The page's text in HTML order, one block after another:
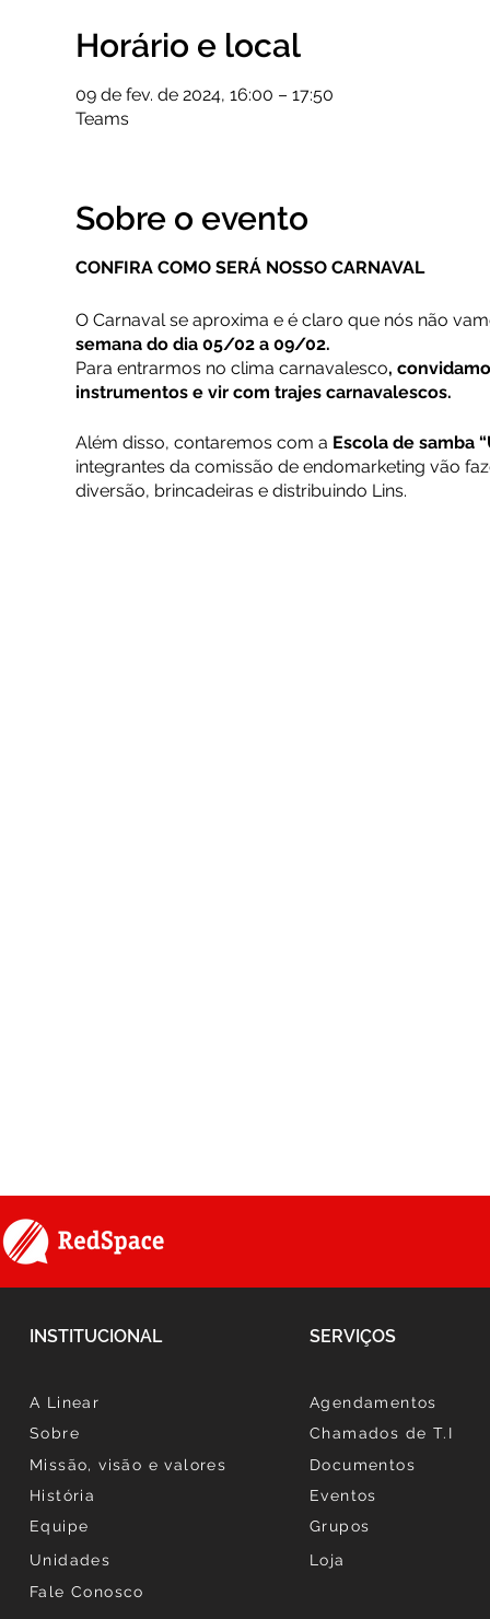
Horário e local
09 de fev. de 2024, 16:00 – 17:50
Teams
Sobre o evento
CONFIRA COMO SERÁ NOSSO CARNAVAL
O Carnaval se aproxima e é claro que nós não
semana do dia 05/02 a 09/02.
Para entrarmos no clima carnavalesco,
instrumentos e vir com trajes carnavalescos.
Além disso, contaremos com a Escola de samba
integrantes da comissão de endomarketing vão
diversão, brincadeiras e distribuindo Lins.
INSTITUCIONAL SERVIÇOS
A Linear
Sobre
Missão, visão e valores
História
Equipe
Unidades
Agendamentos
Chamados de T.I
Documentos
Eventos
Grupos
Loja
Fale Conosco